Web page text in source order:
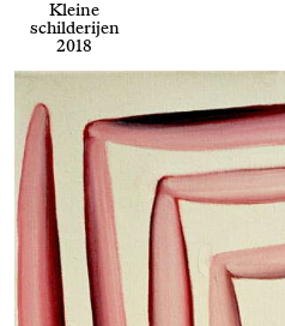
Kleine
schilderijen
2018